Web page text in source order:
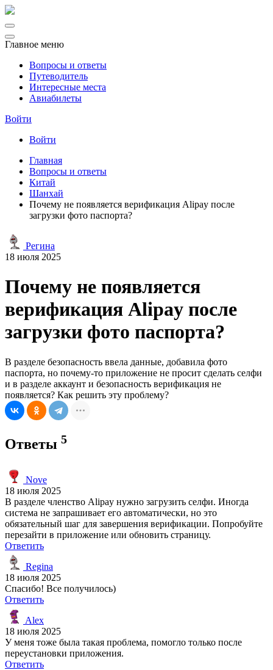
Главное меню
Вопросы и ответы
Путеводитель
Интересные места
Авиабилеты
Войти
Войти
Главная
Вопросы и ответы
Китай
Шанхай
Почему не появляется верификация Alipay после
загрузки фото паспорта?
Регина
18 июля 2025
Почему не появляется
верификация Alipay после
загрузки фото паспорта?
В разделе безопасность ввела данные, добавила фото
паспорта, но почему-то приложение не просит сделать селфи
и в разделе аккаунт и безопасность верификация не
появляется? Как решить эту проблему?
Ответы 5
Nove
18 июля 2025
В разделе членство Alipay нужно загрузить селфи. Иногда
система не запрашивает его автоматически, но это
обязательный шаг для завершения верификации. Попробуйте
перезайти в приложение или обновить страницу.
Ответить
Regina
18 июля 2025
Спасибо! Все получилось)
Ответить
Alex
18 июля 2025
У меня тоже была такая проблема, помогло только после
переустановки приложения.
Ответить